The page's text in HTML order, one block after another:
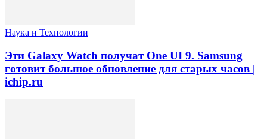
Наука и Технологии
Эти Galaxy Watch получат One UI 9. Samsung
готовит большое обновление для старых часов |
ichip.ru